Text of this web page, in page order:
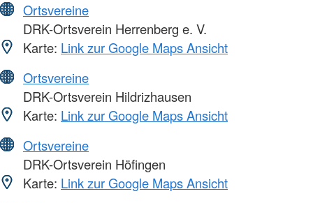
Ortsvereine
DRK-Ortsverein Herrenberg e. V.
Karte: Link zur Google Maps Ansicht
Ortsvereine
DRK-Ortsverein Hildrizhausen
Karte: Link zur Google Maps Ansicht
Ortsvereine
DRK-Ortsverein Höfingen
Karte: Link zur Google Maps Ansicht